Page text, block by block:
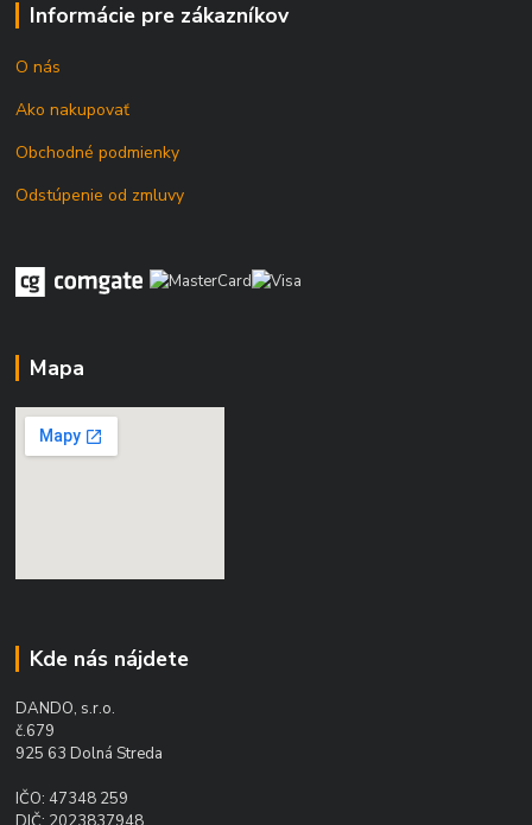
Informácie pre zákazníkov
O nás
Ako nakupovať
Obchodné podmienky
Odstúpenie od zmluvy
Mapa
Kde nás nájdete
DANDO, s.r.o.
č.679
925 63 Dolná Streda
IČO: 47348 259